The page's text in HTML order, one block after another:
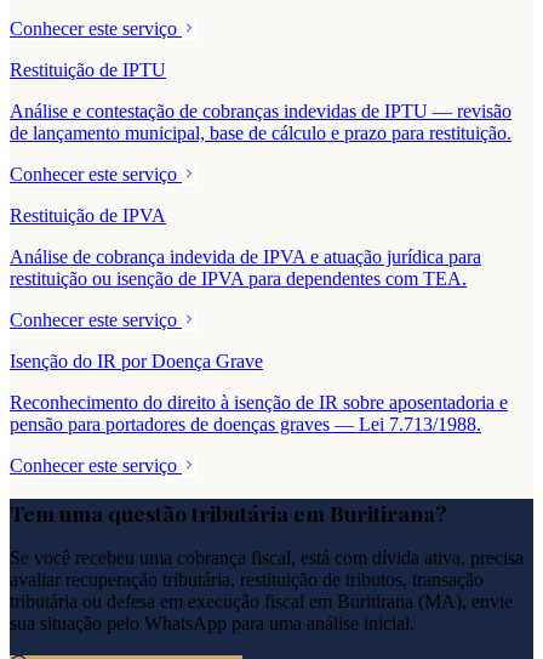
Conhecer este serviço
Restituição de IPTU
Análise e contestação de cobranças indevidas de IPTU — revisão
de lançamento municipal, base de cálculo e prazo para restituição.
Conhecer este serviço
Restituição de IPVA
Análise de cobrança indevida de IPVA e atuação jurídica para
restituição ou isenção de IPVA para dependentes com TEA.
Conhecer este serviço
Isenção do IR por Doença Grave
Reconhecimento do direito à isenção de IR sobre aposentadoria e
pensão para portadores de doenças graves — Lei 7.713/1988.
Conhecer este serviço
Tem uma questão tributária em Buritirana?
Se você recebeu uma cobrança fiscal, está com dívida ativa, precisa
avaliar recuperação tributária, restituição de tributos, transação
tributária ou defesa em execução fiscal em Buritirana (MA), envie
sua situação pelo WhatsApp para uma análise inicial.